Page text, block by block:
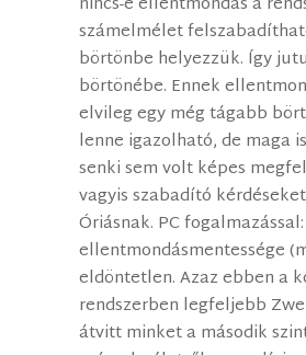
számelmélet
börtönbe helyezzük. Így
börtönébe. Ennek
elvileg egy még tágabb
lenne igazolható, de maga
senki sem volt képes
vagyis szabadító
Óriásnak. PC
ellentmondásmentessége
eldöntetlen. Azaz ebben a
rendszerben legfeljebb
átvitt minket a második